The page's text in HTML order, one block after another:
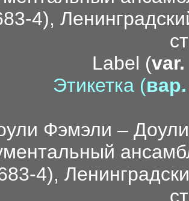
Label (
Этикетка (